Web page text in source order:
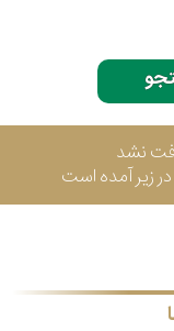
نشد
زیر آمده است